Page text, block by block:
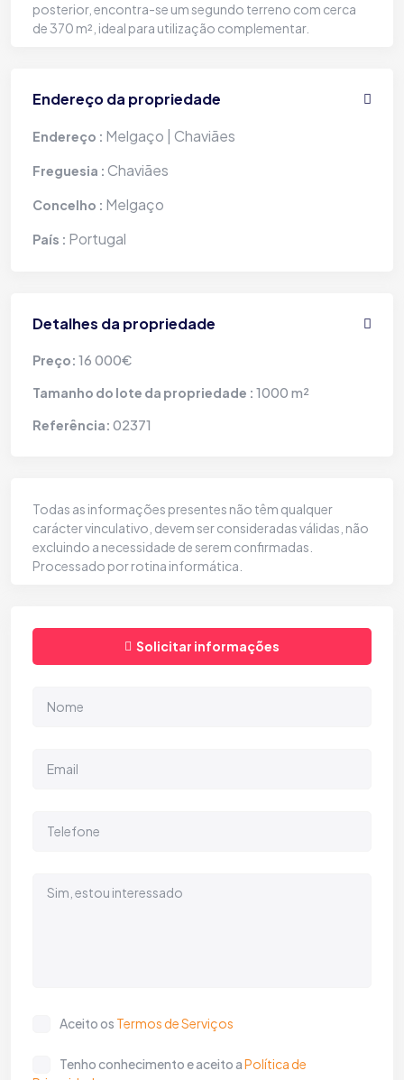
posterior, encontra-se um segundo terreno com cerca
de 370 m², ideal para utilização complementar.
Endereço da propriedade
Endereço : Melgaço | Chaviães
Freguesia : Chaviães
Concelho : Melgaço
País : Portugal
Detalhes da propriedade
Preço: 16 000€
Tamanho do lote da propriedade : 1000 m²
Referência: 02371
Todas as informações presentes não têm qualquer
carácter vinculativo, devem ser consideradas válidas, não
excluindo a necessidade de serem confirmadas.
Processado por rotina informática.
Solicitar informações
Aceito os Termos de Serviços
Tenho conhecimento e aceito aPolítica de